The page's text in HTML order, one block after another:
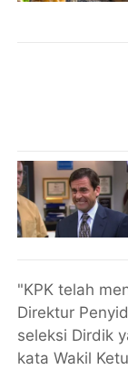
"KPK telah
Direktur
seleksi Dirdik
kata Wakil